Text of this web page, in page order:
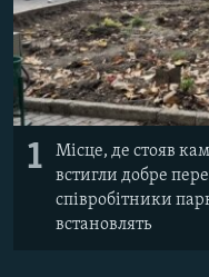
Усі сайти RFE/RL
1
Місце, де стояв
встигли добре
співробітники
встановлять